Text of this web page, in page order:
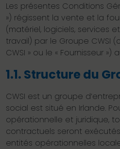
Les présentes Conditions
») régissent la vente et la
(matériel, logiciels, services
travail) par le Groupe CWSI
CWSI » ou le « Fournisseur »)
1.1. Structure du
CWSI est un groupe
social est situé en Irlande.
opérationnelle et juridique,
contractuels seront
entités opérationnelles